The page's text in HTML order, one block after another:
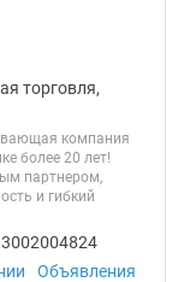
торговля,
компания
более 20 лет!
партнером,
и гибкий
Объявления